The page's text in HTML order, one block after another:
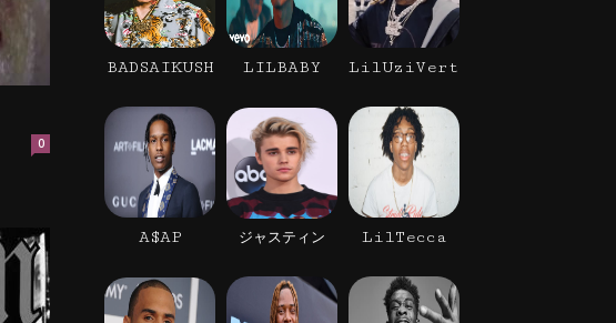
0
BADSAIKUSH LILBABY LilUziVert
A$AP ジャスティン LilTecca